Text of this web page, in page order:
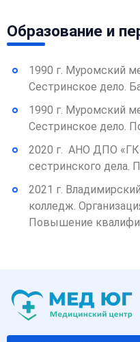
Образование и
1990 г. Муромский
Сестринское дело.
1990 г. Муромский
Сестринское дело.
2020 г. АНО ДПО «ГК
сестринского дела.
2021 г.
колледж.
Повышение